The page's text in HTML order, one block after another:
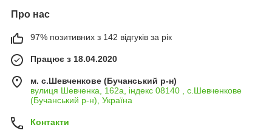
Про нас
97% позитивних з 142 відгуків за рік
Працює з 18.04.2020
м. с.Шевченкове (Бучанський р-н)
вулиця Шевченка, 162а, індекс 08140 , с.Шевченкове
(Бучанський р-н), Україна
Контакти